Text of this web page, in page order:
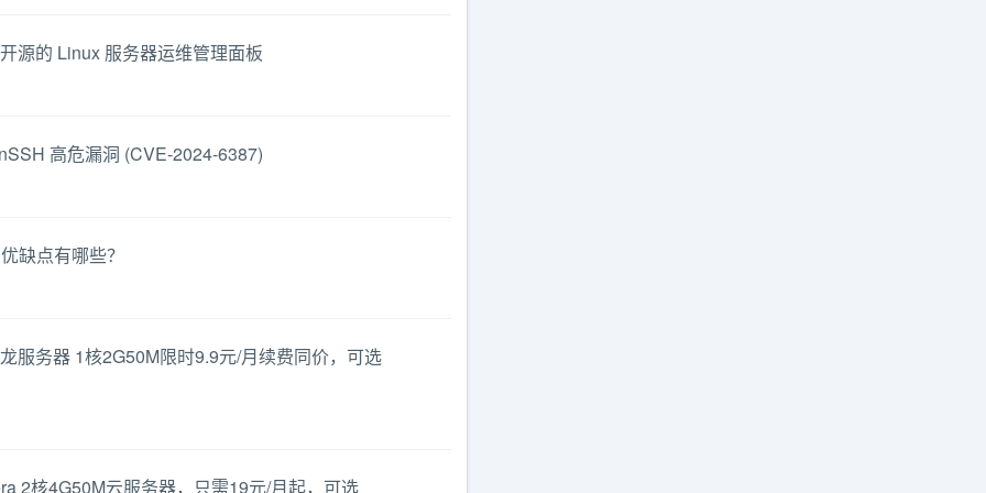
源的 Linux 服务器运维管理面板
高危漏洞 (CVE-2024-6387)
缺点有哪些？
服务器 1核2G50M限时9.9元/月续费同价，可选
2核4G50M云服务器，只需19元/月起，可选